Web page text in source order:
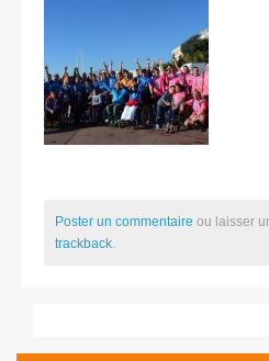
Poster un commentaire ou laisser
trackback.